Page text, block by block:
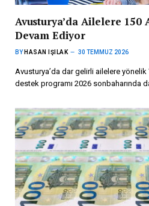
Avusturya’da Ailelere 150
Devam Ediyor
BY HASAN IŞILAK 30 TEMMUZ 2026
Avusturya’da dar gelirli ailelere yönelik
destek programı 2026 sonbaharında